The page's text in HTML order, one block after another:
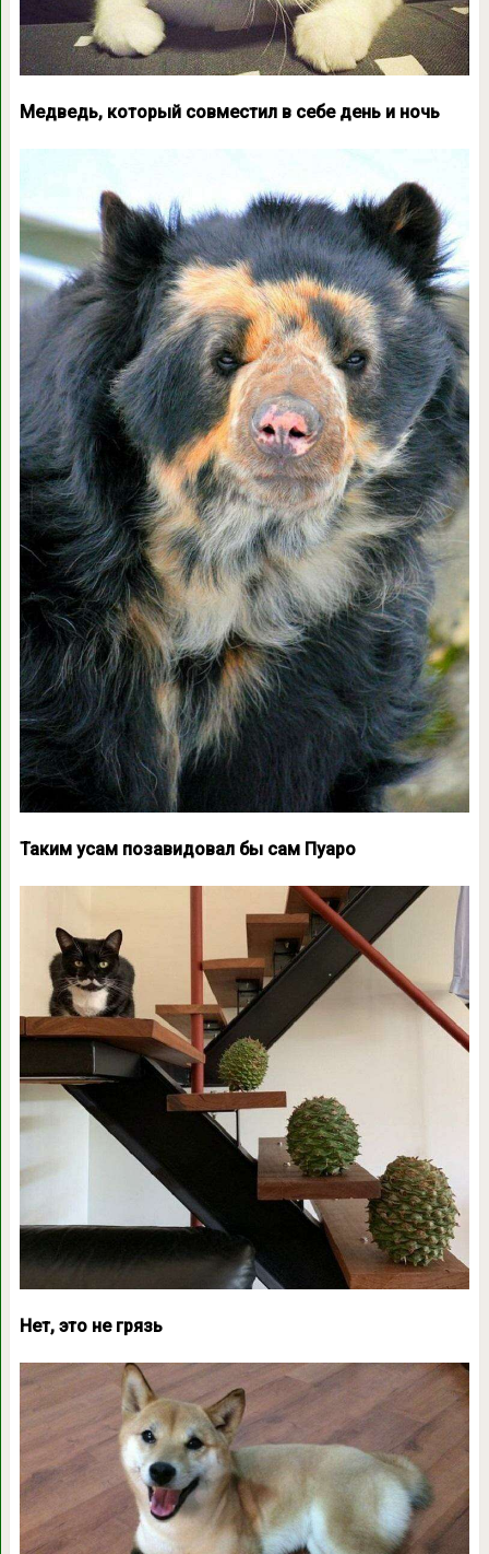
Медведь, который совместил в себе день и ночь
Таким усам позавидовал бы сам Пуаро
Нет, это не грязь